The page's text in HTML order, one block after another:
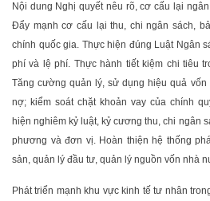
Nội dung Nghị quyết nêu rõ, cơ cấu lại
Đẩy mạnh cơ cấu lại thu, chi ngân sách,
chính quốc gia. Thực hiện đúng Luật Ngân
phí và lệ phí. Thực hành tiết kiệm chi tiêu
Tăng cường quản lý, sử dụng hiệu quả vốn
nợ; kiểm soát chặt khoản vay của chính
hiện nghiêm kỷ luật, kỷ cương thu, chi ngân
phương và đơn vị. Hoàn thiện hệ thống
sản, quản lý đầu tư, quản lý nguồn vốn nhà
Phát triển mạnh khu vực kinh tế tư nhân